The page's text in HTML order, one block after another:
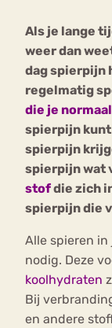
Als je lange
weer dan
dag spierpijn
regelmatig
die je
spierpijn
spierpijn
spierpijn wat
stofdie zich
spierpijn die
Alle spieren
nodig. Deze
koolhydraten
Bij
en andere
Bouli
mia
Nerv
osa
Eetbuien
Orthorexia